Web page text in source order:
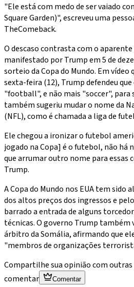
"Ele está com medo de ser vaiado
Square Garden)", escreveu uma
TheComeback.
O descaso contrasta com o
manifestado por Trump em 5 de
sorteio da Copa do Mundo. Em vídeo
sexta-feira (12), Trump defendeu que
"football", e não mais "soccer", para
também sugeriu mudar o nome da
(NFL), como é chamada a liga de
Ele chegou a ironizar o futebol
jogado na Copa] é o futebol, não há
que arrumar outro nome para essas
Trump.
A Copa do Mundo nos EUA tem sido
dos altos preços dos ingressos e
barrado a entrada de alguns
técnicas. O governo Trump também
árbitro da Somália, afirmando que
"membros de organizações
Compartilhe sua opinião com outras
comentar
Comentar